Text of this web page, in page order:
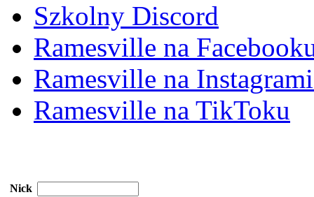
Szkolny Discord
Ramesville na
Ramesville na
Ramesville na TikToku
Nick